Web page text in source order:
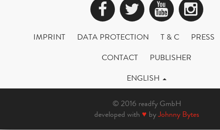
Facebook
Twitter
IMPRINT DATA PROTECTION T & C
PRESS
CONTACT
PUBLISHER
ENGLISH
© 2016 readfy GmbH
developed with ♥ byJohnny Bytes